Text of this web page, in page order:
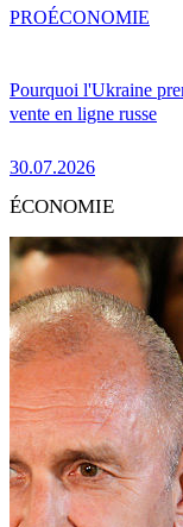
Pourquoi l'Ukraine
vente en ligne russe
30.07.2026
PROÉCONOMIE
ÉCONOMIE